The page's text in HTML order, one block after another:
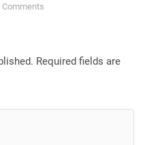
Comments
Required fields are